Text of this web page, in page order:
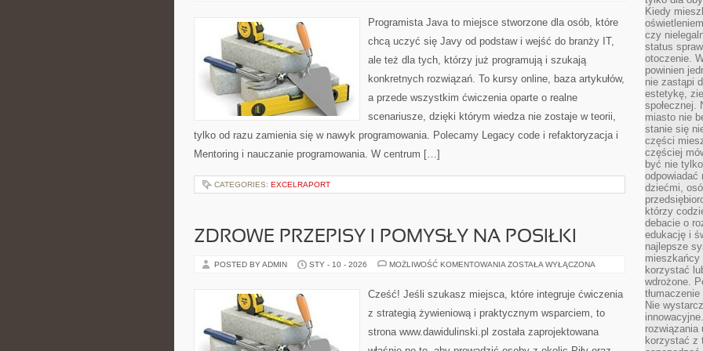
DLA
PROGRAMISTÓW
Programista Java to miejsce stworzone dla osób, które
chcą uczyć się Javy od podstaw i wejść do branży IT,
ale też dla tych, którzy już programują i szukają
konkretnych rozwiązań. To kursy online, baza artykułów,
a przede wszystkim ćwiczenia oparte o realne
scenariusze, dzięki którym wiedza nie zostaje w teorii,
tylko od razu zamienia się w nawyk programowania. Polecamy Legacy code i refaktoryzacja i
Mentoring i nauczanie programowania. W centrum […]
CATEGORIES: EXCELRAPORT
ZDROWE PRZEPISY I POMYSŁY NA POSIŁKI
POSTED BY ADMIN STY - 10 - 2026 MOŻLIWOŚĆ KOMENTOWANIA ZDROWE
POMYSŁY
NA
ZOSTAŁA WYŁĄCZONA
Cześć! Jeśli szukasz miejsca, które integruje ćwiczenia
z strategią żywieniową i praktycznym wsparciem, to
strona www.dawidulinski.pl została zaprojektowana
Kiedy
czy
status
otoczenie.
powinien
nie zastąpi
estetykę,
społecznej.
miasto nie
stanie się
części
częściej
być nie
odpowiadać
dziećmi,
którzy
debacie o
edukację i
najlepsze
mieszkańcy
korzystać
wdrożone.
Nie
rozwiązania
korzystać z